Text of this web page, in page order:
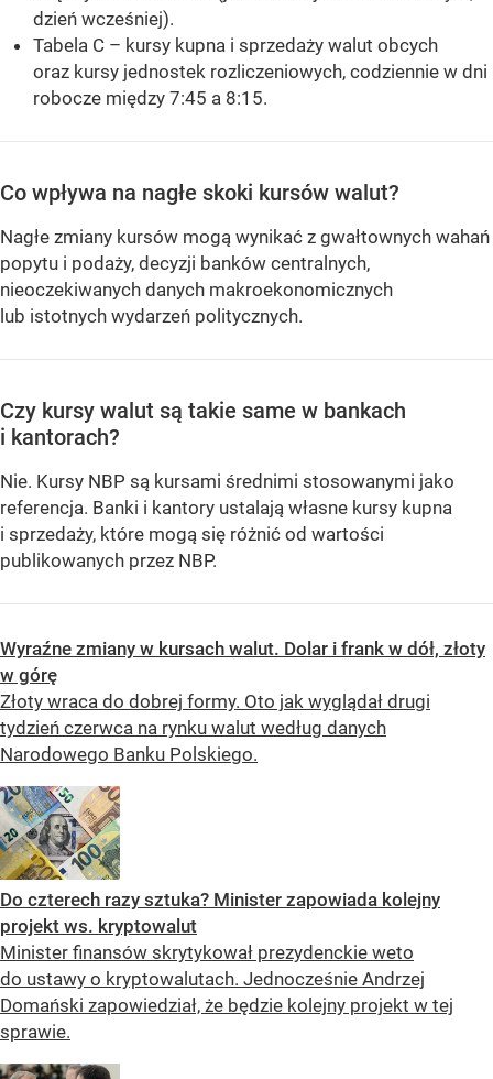
dzień wcześniej).
Tabela C – kursy kupna i sprzedaży walut obcych
oraz kursy jednostek rozliczeniowych, codziennie w dni
robocze między 7:45 a 8:15.
Co wpływa na nagłe skoki kursów walut?
Nagłe zmiany kursów mogą wynikać z gwałtownych wahań
popytu i podaży, decyzji banków centralnych,
nieoczekiwanych danych makroekonomicznych
lub istotnych wydarzeń politycznych.
Czy kursy walut są takie same w bankach
i kantorach?
Nie. Kursy NBP są kursami średnimi stosowanymi jako
referencja. Banki i kantory ustalają własne kursy kupna
i sprzedaży, które mogą się różnić od wartości
publikowanych przez NBP.
Wyraźne zmiany w kursach walut. Dolar i frank w dół, złoty
w górę
Złoty wraca do dobrej formy. Oto jak wyglądał drugi
tydzień czerwca na rynku walut według danych
Narodowego Banku Polskiego.
Do czterech razy sztuka? Minister zapowiada kolejny
projekt ws. kryptowalut
Minister finansów skrytykował prezydenckie weto
do ustawy o kryptowalutach. Jednocześnie Andrzej
Domański zapowiedział, że będzie kolejny projekt w tej
sprawie.